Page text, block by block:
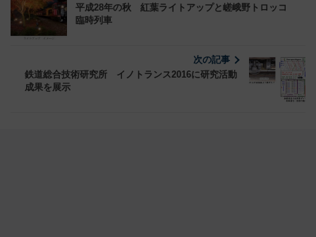
平成28年の秋 紅葉ライトアップと嵯峨野トロッコ
臨時列車
次の記事
鉄道総合技術研究所 イノトランス2016に研究活動
成果を展示